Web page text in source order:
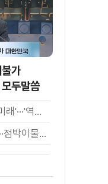
가
두말씀
부산서 만난 '세계유산 미래'···'역대 최고·최다' 기록
생태계 '보고' 가로림만···점박이물범 가족 나들이